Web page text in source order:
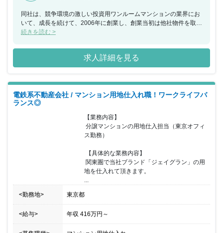
同社は、競争環境の激しい投資用ワンルームマンションの業界にお
いて、成長を続けて、2006年に創業し、創業当初は他社物件を取り
扱いながら、確かな営業力で着実に業績をあげていきました。 今で
シリーズを展開しており自社で仕入れ、販売、管理の機能を一貫し
て持つ体制を築いています。管理戸数1665件、空室件数0件、入居
率100％です。※2023年05月01日現在 【同社の事業内容】 ・マン
・賃貸仲介業 ・売買仲介/住宅販売/売却相談/査定 ・区分マンション
リノベーション販売事業 現在、積極的に事業展開をしており、将来
的なビジョンは、年間500戸の開発チームの構築です。今年度は年
間150戸の物件開発がミッションとなります。 【働きやすい環境を
用意します】 結婚や出産、育児、介護など、社員にもさまざまな節
目があります。そんな場面でも安心して働き、長く活躍してもらえ
るよう環境を整えていくことが、会社の務めです。この数年で休日
休暇を整備し、残業や休日出勤の削減ないし代休などを徹底すると
ともに、時短勤務や産休・育休といった制度の運用を推進してきま
した。社内研修や資格取得支援のように、社員の成長を促進する取
り組みも積極的に行っています。 【福利厚生・オフィス環境】 社
員同士の距離がものすごく近く、困ったことなどは必ず助けてもら
えるかんきょうです。外部研修などもあり人間としての成長が望め
る環境です。職場もきれいで備品なども不備があれば、すぐに取り
寄せてもらえます。PCなども最新のものに変更でき、効率第一の
当番制になっており定期的に行っています。
続きを読む >
求人詳細を見る
電鉄系不動産会社 / マンション用地仕入れ職！ワークライフバ
ランス◎
【業務内容】
ス勤務）
地を仕入れて頂きます。
...
<勤務地> 東京都
<給与> 年収 416万円 ～